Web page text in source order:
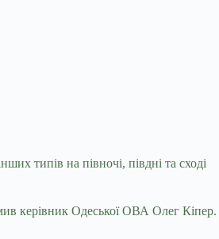
типів на півночі, півдні та сході
керівник Одеської ОВА Олег Кіпер.